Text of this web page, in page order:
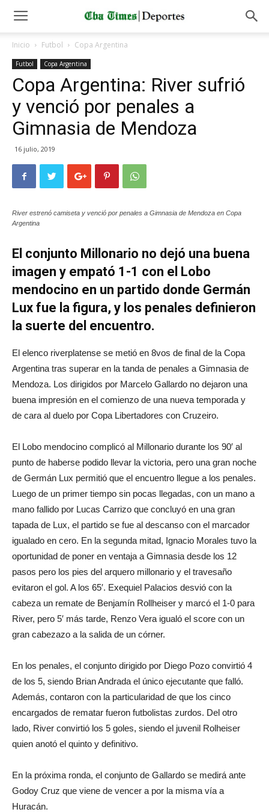
Inicio Futbol Copa Argentina
Futbol Copa Argentina
Copa Argentina: River sufrió
y venció por penales a
Gimnasia de Mendoza
16 julio, 2019
River estrenó camiseta y venció por penales a Gimnasia de Mendoza en Copa
Argentina
El conjunto Millonario no dejó una buena
imagen y empató 1-1 con el Lobo
mendocino en un partido donde Germán
Lux fue la figura, y los penales definieron
la suerte del encuentro.
El elenco riverplatense se metió en 8vos de final de la Copa
Argentina tras superar en la tanda de penales a Gimnasia de
Mendoza. Los dirigidos por Marcelo Gallardo no dejaron una
buena impresión en el comienzo de una nueva temporada y
de cara al duelo por Copa Libertadores con Cruzeiro.
El Lobo mendocino complicó al Millonario durante los 90′ al
punto de haberse podido llevar la victoria, pero una gran noche
de Germán Lux permitió que el encuentro llegue a los penales.
Luego de un primer tiempo sin pocas llegadas, con un mano a
mano fallido por Lucas Carrizo que concluyó en una gran
tapada de Lux, el partido se fue al descanso con el marcador
igualado en cero. En la segunda mitad, Ignacio Morales tuvo la
oportunidad de poner en ventaja a Gimnasia desde los 12
pasos pero los pies del arquero millonario y el travesaño
evitaron el gol. A los 65′. Exequiel Palacios desvió con la
cabeza un remate de Benjamín Rollheiser y marcó el 1-0 para
River, pero 5′ más tarde, Renzo Vera igualó el score con un
gran cabezazo a la salida de un córner.
En los penales, el conjunto dirigido por Diego Pozo convirtió 4
de los 5, siendo Brian Andrada el único ejecutante que falló.
Además, contaron con la particularidad de que los cinco
encargados de rematar fueron futbolistas zurdos. Del otro
lado, River convirtió los 5 goles, siendo el juvenil Rolheiser
quien anotó el quinto y definitivo.
En la próxima ronda, el conjunto de Gallardo se medirá ante
Godoy Cruz que viene de vencer a por la misma vía a
Huracán.